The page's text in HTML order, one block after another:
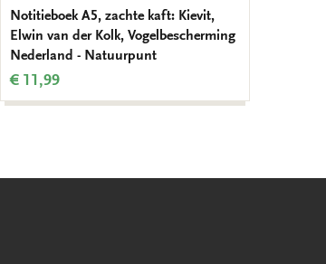
Notitieboek A5, zachte kaft: Kievit,
Elwin van der Kolk, Vogelbescherming
Nederland - Natuurpunt
€ 11,99